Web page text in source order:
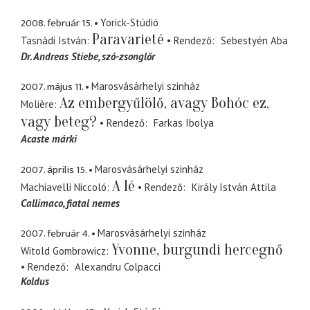
2008. február 15.
Yorick-Stúdió
Tasnádi István Paravarieté Rendező
Sebestyén Aba
Dr. Andreas Stiebe szó-zsonglőr
2007. május 11.
Marosvásárhelyi szinház
Molière Az embergyűlölő, avagy Bohóc ez,
vagy beteg?
Rendező
Farkas Ibolya
Acaste márki
2007. április 15.
Marosvásárhelyi szinház
Machiavelli Niccoló A lé Rendező
Király István Attila
Callimaco fiatal nemes
2007. február 4.
Marosvásárhelyi szinház
Witold Gombrowicz Yvonne, burgundi hercegnő
Rendező
Alexandru Colpacci
Koldus